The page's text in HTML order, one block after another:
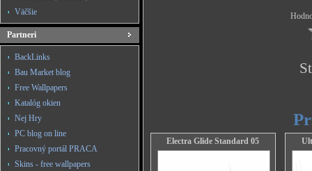
Väčšie
Partneri
BackLinks
Bau Market blog
Free Wallpapers
Katalóg okien
Nej Hry
PC blog on line
Pracovný portál PRACA
Skins - free wallpapers
Electra Glide Standard 05